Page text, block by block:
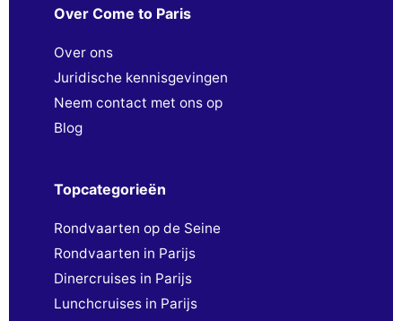
Over Come to Paris
Over ons
Juridische kennisgevingen
Neem contact met ons op
Blog
Topcategorieën
Rondvaarten op de Seine
Rondvaarten in Parijs
Dinercruises in Parijs
Lunchcruises in Parijs